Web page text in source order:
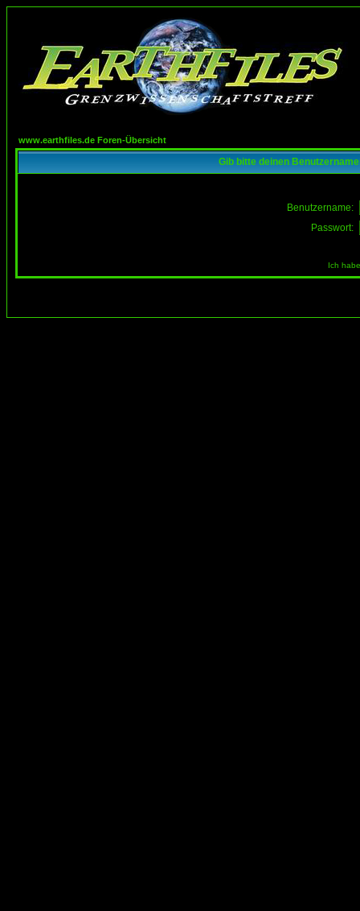
www.earthfiles.de Foren-Übersicht
Gib bitte deinen
Benutzername:
Passwort:
Ich